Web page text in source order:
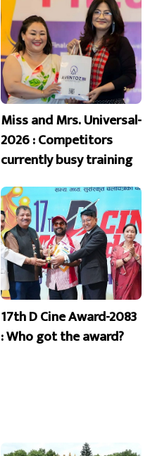
Miss and Mrs. Universal-
2026 : Competitors
currently busy training
17th D Cine Award-2083
: Who got the award?